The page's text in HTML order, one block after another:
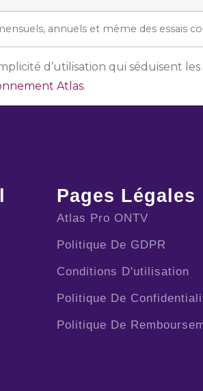
annuels et même des essais
d’utilisation qui séduisent
Atlas.
Pages Légales
Atlas Pro ONTV
Politique De GDPR
Conditions D'utilisation
Politique De
Politique De